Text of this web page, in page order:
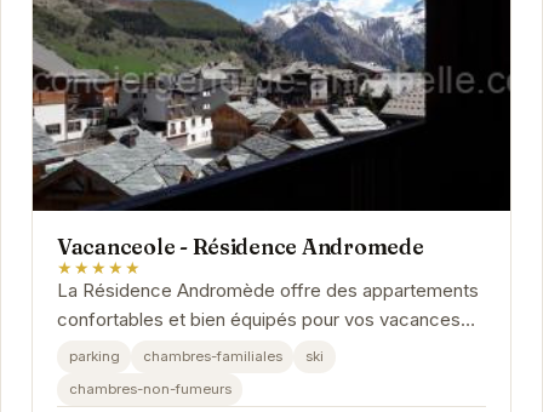
Vacanceole - Résidence Andromede
★★★★★
La Résidence Andromède offre des appartements
confortables et bien équipés pour vos vacances
aux Deux Alpes. Profitez de la proximité des
parking chambres-familiales
ski
chambres-non-fumeurs